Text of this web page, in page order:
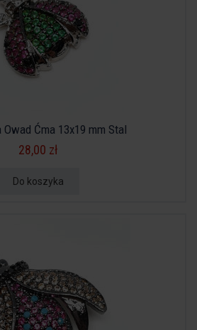
Ćma 13x19 mm Stal
28,00 zł
Do koszyka